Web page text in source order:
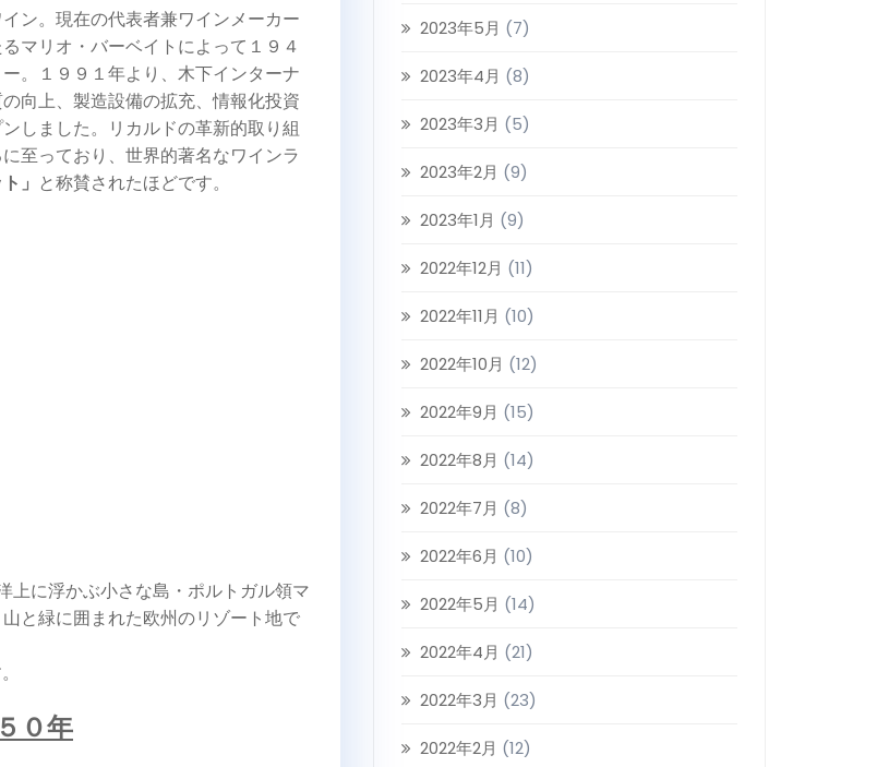
ン。現在の代表者兼ワインメーカー
マリオ・バーベイトによって１９４
。１９９１年より、木下インターナ
向上、製造設備の拡充、情報化投資
しました。リカルドの革新的取り組
至っており、世界的著名なワインラ
」 と称賛されたほどです。
上に浮かぶ小さな島・ポルトガル領マ
と緑に囲まれた欧州のリゾート地で
０年
2023年5月 (7)
2023年4月 (8)
2023年3月 (5)
2023年2月 (9)
2023年1月 (9)
2022年12月 (11)
2022年11月 (10)
2022年10月 (12)
2022年9月 (15)
2022年8月 (14)
2022年7月 (8)
2022年6月 (10)
2022年5月 (14)
2022年4月 (21)
2022年3月 (23)
2022年2月 (12)